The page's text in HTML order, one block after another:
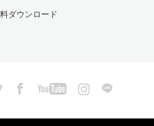
ダウンロード